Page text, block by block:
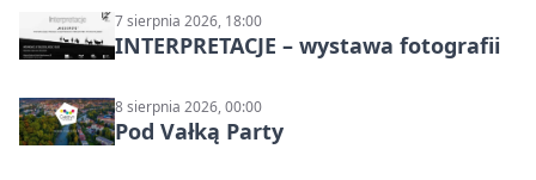
Fotograficznego
7 sierpnia 2026, 18:00
INTERPRETACJE – wystawa fotografii
8 sierpnia 2026, 00:00
Pod Vałką Party